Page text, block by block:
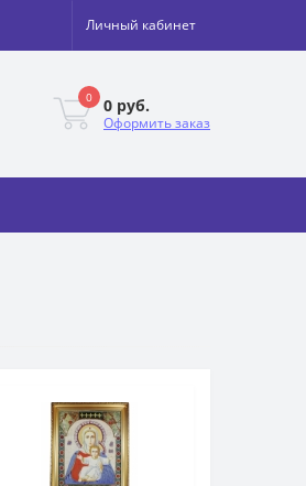
Личный кабинет
0 0 руб.
Оформить заказ